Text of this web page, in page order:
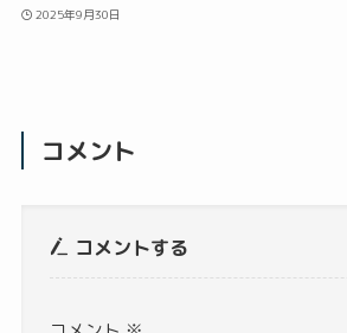
2025年9月30日
コメント
コメントする